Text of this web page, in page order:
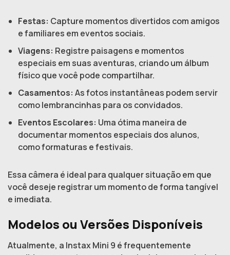
Festas: Capture momentos divertidos com amigos
e familiares em eventos sociais.
Viagens: Registre paisagens e momentos
especiais em suas aventuras, criando um álbum
físico que você pode compartilhar.
Casamentos: As fotos instantâneas podem servir
como lembrancinhas para os convidados.
Eventos Escolares: Uma ótima maneira de
documentar momentos especiais dos alunos,
como formaturas e festivais.
Essa câmera é ideal para qualquer situação em que
você deseje registrar um momento de forma tangível
e imediata.
Modelos ou Versões Disponíveis
Atualmente, a Instax Mini 9 é frequentemente